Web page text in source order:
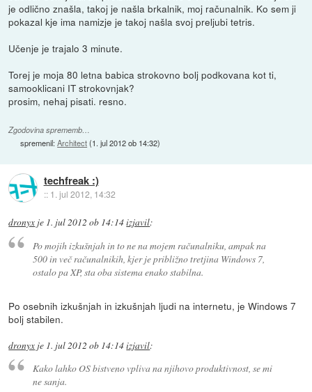
je odlično znašla, takoj je našla brkalnik, moj računalnik. Ko sem ji
pokazal kje ima namizje je takoj našla svoj preljubi tetris.
Učenje je trajalo 3 minute.
Torej je moja 80 letna babica strokovno bolj podkovana kot ti,
samooklicani IT strokovnjak?
prosim, nehaj pisati. resno.
Zgodovina sprememb…
spremenil:Architect(1. jul 2012 ob 14:32)
techfreak :)
:: 1. jul 2012, 14:32
dronyx je 1. jul 2012 ob 14:14izjavil:
Po mojih izkušnjah in to ne na mojem računalniku, ampak na
500 in več računalnikih, kjer je približno tretjina Windows 7,
ostalo pa XP, sta oba sistema enako stabilna.
Po osebnih izkušnjah in izkušnjah ljudi na internetu, je Windows 7
bolj stabilen.
dronyx je 1. jul 2012 ob 14:14izjavil:
Kako lahko OS bistveno vpliva na njihovo produktivnost, se mi
ne sanja.